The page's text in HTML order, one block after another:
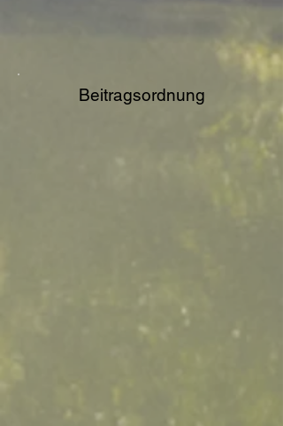
Beitragsordnung